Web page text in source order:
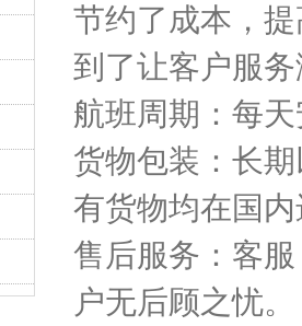
节约了成本，
到了让客户服
航班周期：每
货物包装：长
有货物均在国
售后服务：客
户无后顾之忧。